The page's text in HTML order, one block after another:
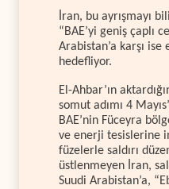
İran, bu ayrışmayı
“BAE’yi geniş çaplı
Arabistan’a karşı ise
hedefliyor.
El-Ahbar’ın
somut adımı 4
BAE’nin Füceyra
ve enerji tesislerine
füzelerle saldırı
üstlenmeyen İran,
Suudi Arabistan’a,